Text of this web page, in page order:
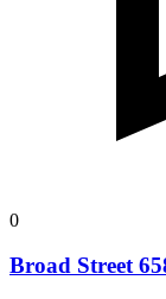
0
Broad Street